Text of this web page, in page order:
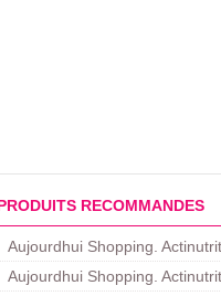
RECOMMANDES
Aujourdhui Shopping.
Aujourdhui Shopping.